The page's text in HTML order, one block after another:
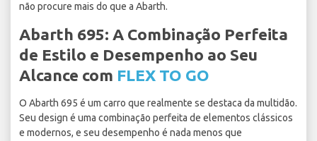
não procure mais do que a Abarth.
Abarth 695: A Combinação Perfeita
de Estilo e Desempenho ao Seu
Alcance com FLEX TO GO
O Abarth 695 é um carro que realmente se destaca da multidão.
Seu design é uma combinação perfeita de elementos clássicos
e modernos, e seu desempenho é nada menos que